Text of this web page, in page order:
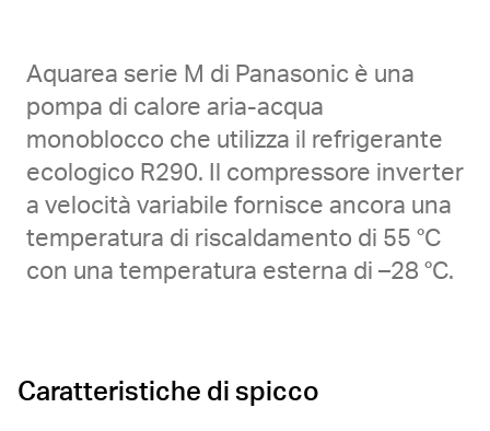
Aquarea serie M di Panasonic è una
pompa di calore aria-acqua
monoblocco che utilizza il refrigerante
ecologico R290. Il compressore inverter
a velocità variabile fornisce ancora una
temperatura di riscaldamento di 55 °C
con una temperatura esterna di –28 °C.
Caratteristiche di spicco